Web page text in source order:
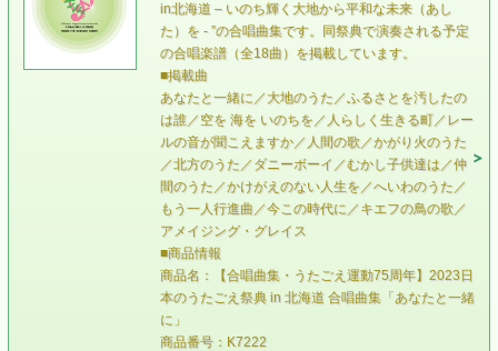
in北海道 – いのち輝く大地から平和な未来（あし
た）を - ”の合唱曲集です。同祭典で演奏される予定
の合唱楽譜（全18曲）を掲載しています。
■掲載曲
あなたと一緒に／大地のうた／ふるさとを汚したの
は誰／空を 海を いのちを／人らしく生きる町／レー
ルの音が聞こえますか／人間の歌／かがり火のうた
／北方のうた／ダニーボーイ／むかし子供達は／仲
間のうた／かけがえのない人生を／へいわのうた／
もう一人行進曲／今この時代に／キエフの鳥の歌／
アメイジング・グレイス
■商品情報
商品名：【合唱曲集・うたごえ運動75周年】2023日
本のうたごえ祭典 in 北海道 合唱曲集「あなたと一緒
に」
商品番号：K7222